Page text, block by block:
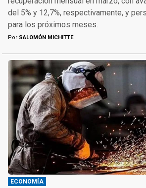
del 5% y 12,7%, respectivamente, y
para los próximos meses.
Por SALOMÓN MICHITTE
ECONOMÍA